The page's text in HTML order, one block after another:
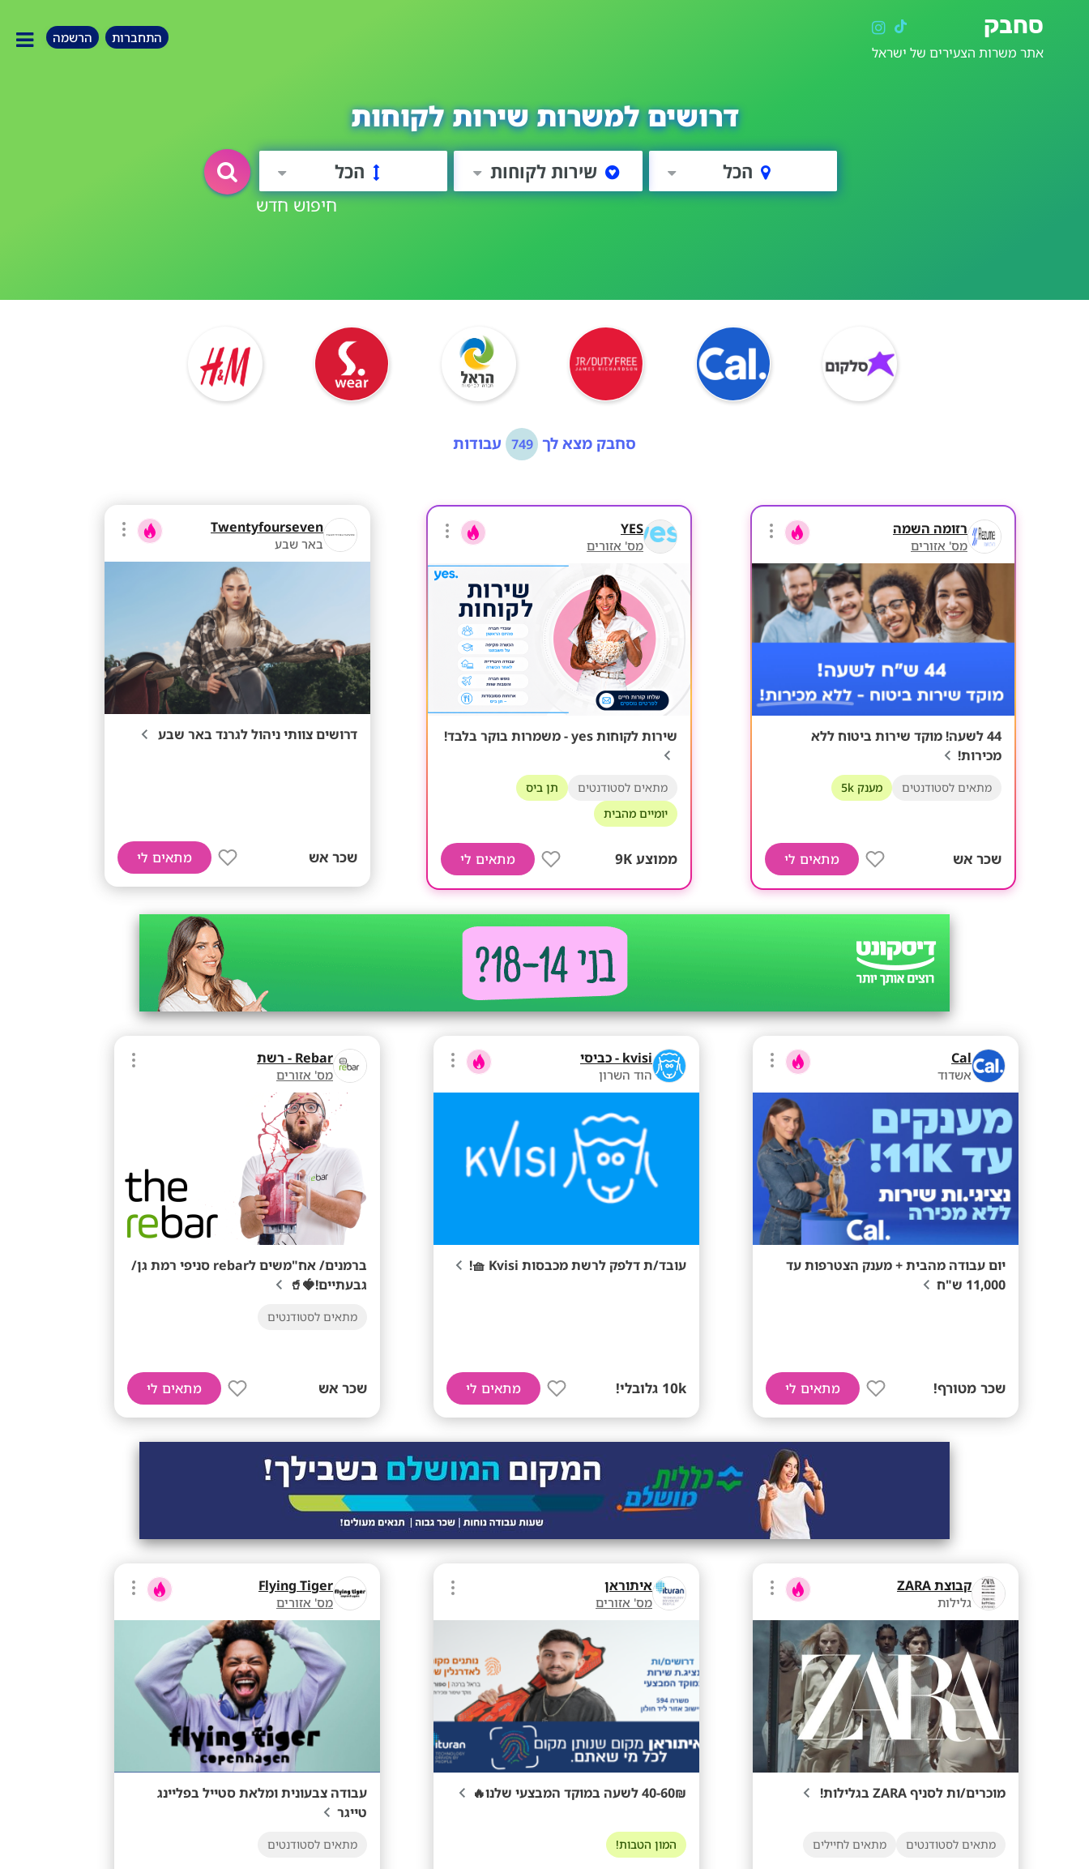
סחבק
אתר משרות הצעירים של ישראל
התחברות הרשמה
דרושים למשרות שירות לקוחות
הכל שירות לקוחות הכל
חיפוש חדש
סחבק מצא לך 749 עבודות
רזומה השמה
מס' אזורים
44 לשעה! מוקד שירות ביטוח ללא
מכירות!
מתאים לסטודנטים מענק 5k
שכר אש מתאים לי
YES
מס' אזורים
שירות לקוחות yes - משמרות בוקר בלבד!
מתאים לסטודנטים
תן ביס
יומיים מהבית
ממוצע 9K מתאים לי
Twentyfourseven
באר שבע
דרושים צוותי ניהול לגרנד באר שבע
שכר אש מתאים לי
Cal
אשדוד
יום עבודה מהבית + מענק הצטרפות עד
11,000 ש"ח
שכר מטורף! מתאים לי
kvisi - כביסי
הוד השרון
עובד/ת דלפק לרשת מכבסות Kvisi 🧺!
10k גלובלי! מתאים לי
Rebar - רשת
מס' אזורים
ברמנים/ אח"משים לrebar סניפי רמת גן/
גבעתיים!🍓🥤
מתאים לסטודנטים
שכר אש מתאים לי
קבוצת ZARA
גלילות
מוכרים/ות לסניף ZARA בגלילות!
מתאים לסטודנטים מתאים לחיילים
איתוראן
מס' אזורים
40-60₪ לשעה במוקד המבצעי שלנו🔥
המון הטבות!
Flying Tiger
מס' אזורים
עבודה צבעונית ומלאת סטייל בפליינג
טייגר
מתאים לסטודנטים